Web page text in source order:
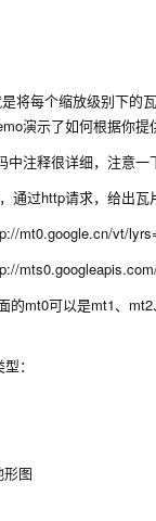
将每个缩放级别下的
演示了如何根据你
注释很详细，注意一
通过http请求，给出瓦
mt0.google.cn/vt/
的mt0可以是mt1、
：
图